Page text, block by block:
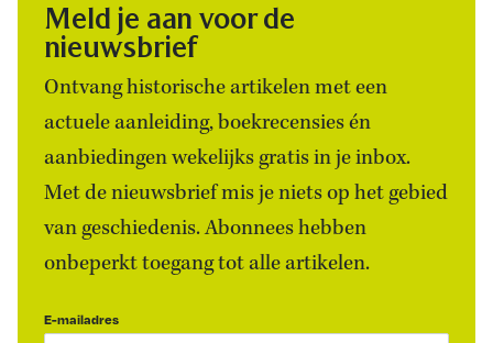
Meld je aan voor de
nieuwsbrief
Ontvang historische artikelen met een
actuele aanleiding, boekrecensies én
aanbiedingen wekelijks gratis in je inbox.
Met de nieuwsbrief mis je niets op het gebied
van geschiedenis. Abonnees hebben
onbeperkt toegang tot alle artikelen.
E-mailadres